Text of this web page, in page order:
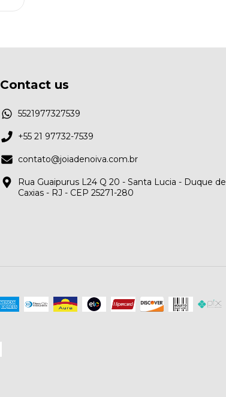
Contact us
5521977327539
+55 21 97732-7539
contato@joiadenoiva.com.br
Rua Guaipurus L24 Q 20 - Santa Lucia - Duque de
Caxias - RJ - CEP 25271-280